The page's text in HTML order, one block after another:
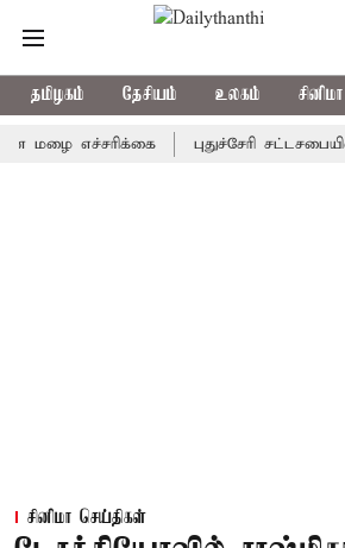
தமிழகம் தேசியம் உலகம் சினிமா
எச்சரிக்கை புதுச்சேரி சட்டசபையில்
சினிமா செய்திகள்